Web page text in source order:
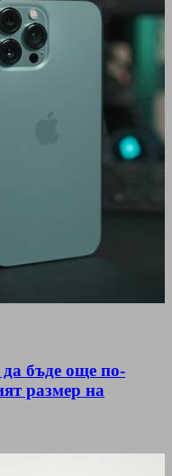
бъде още по-
размер на